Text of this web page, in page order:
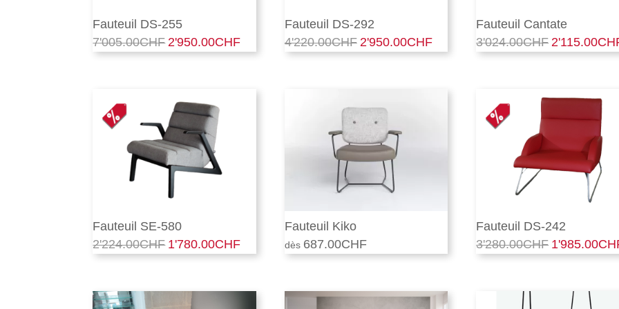
Fauteuil DS-255
7'005.00CHF Le
7'005.00CHF.
2'950.00CHFLe
Fauteuil DS-292
4'220.00CHF Le
4'220.00CHF.
2'950.00CHFLe
2'950.00CHF.
Fauteuil Cantate
3'024.00CHF Le
était :
3'024.00CHF.
2'115.00
Fauteuil SE-580
2'224.00CHF Le
était :
1'780.00CHFLe
Fauteuil Kiko
687.00CHF
Fauteuil DS-242
3'280.00CHF Le
était :
1'985.00